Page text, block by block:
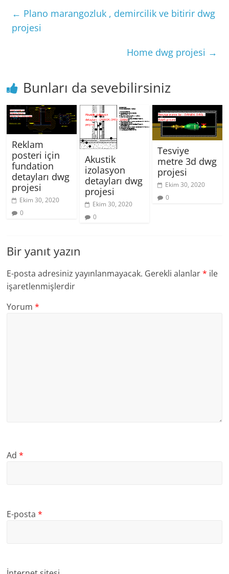
← Plano marangozluk , demircilik ve bitirir dwg
projesi
Home dwg projesi →
Bunları da sevebilirsiniz
Reklam
posteri için
fundation
detayları dwg
projesi
Ekim 30, 2020
0
Akustik
izolasyon
detayları dwg
projesi
Ekim 30, 2020
0
Tesviye
metre 3d dwg
projesi
Ekim 30, 2020
0
Bir yanıt yazın
E-posta adresiniz yayınlanmayacak. Gerekli alanlar* ile
işaretlenmişlerdir
Yorum*
Ad*
E-posta*